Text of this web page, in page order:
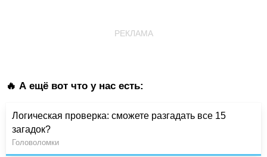
РЕКЛАМА
🔥 А ещё вот что у нас есть:
Логическая проверка: сможете разгадать все 15
загадок?
Головоломки